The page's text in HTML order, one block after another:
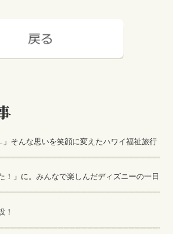
」そんな思いを笑顔に変えたハワイ福祉旅行
！」に。みんなで楽しんだディズニーの一日
！